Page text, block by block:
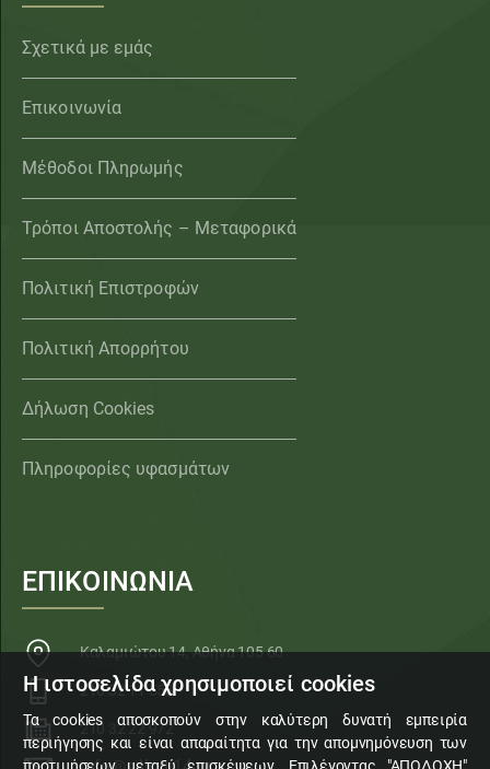
Σχετικά με εμάς
Επικοινωνία
Μέθοδοι Πληρωμής
Τρόποι Αποστολής – Μεταφορικά
Πολιτική Επιστροφών
Πολιτική Απορρήτου
Δήλωση Cookies
Πληροφορίες υφασμάτων
ΕΠΙΚΟΙΝΩΝΙΑ
Καλαμιώτου 14, Αθήνα 105 60
210 32 11 553
210 32 22 972
Η ιστοσελίδα χρησιμοποιεί cookies
Τα cookies αποσκοπούν στην καλύτερη δυνατή εμπειρία
περιήγησης και είναι απαραίτητα για την απομνημόνευση των
προτιμήσεων μεταξύ επισκέψεων. Επιλέγοντας "ΑΠΟΔΟΧΗ"